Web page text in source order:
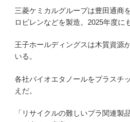
三菱ケミカルグループは豊田通商
ロピレンなどを製造。2025年度に
王子ホールディングスは木質資源
いる。
各社バイオエタノールをプラスチ
えだ。
「リサイクルの難しいプラ関連製